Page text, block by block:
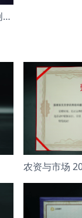
全国农学院协同发展联盟 创新创业人才培养